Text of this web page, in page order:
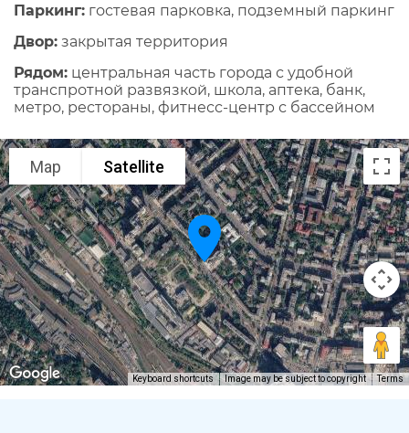
Паркинг: гостевая парковка, подземный паркинг
Двор: закрытая территория
Рядом: центральная часть города с удобной
транспротной развязкой, школа, аптека, банк,
метро, рестораны, фитнесс-центр с бассейном
Map Satellite
Keyboard shortcuts Image may be subject to copyright Terms